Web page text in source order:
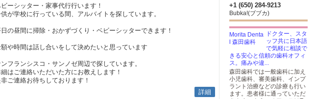
ーシッター・家事代行行います！
が学校に行っている間、アルバイトを探しています。
の昼間に掃除・おかずづくり・ベビーシッターできます！
や時間は話し合いをして決めたいと思っています
フランシスコ・サンノゼ周辺で探しています。
はご連絡いただいた方にお教えします！
ご連絡お待ちしております！
詳細
+1 (650) 284-9213
Bubka!(ブブカ)
ドクター、スタ
ッフ共に日本語
で気軽に相談で
きる安心と信頼の歯科オフィ
ス。痛みや違...
森田歯科では一般歯科に加え
小児歯科、審美歯科、インプ
ラント治療などの診療も行い
ます。患者様に通っていただ